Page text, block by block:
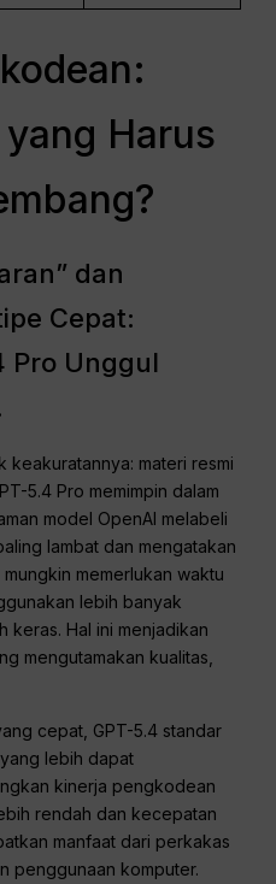
Harus
dan
Cepat:
Pro Unggul
keakuratannya: materi resmi
5.4 Pro memimpin dalam
model OpenAI melabeli
lambat dan mengatakan
memerlukan waktu
lebih banyak
keras. Hal ini menjadikan
mengutamakan kualitas,
cepat, GPT-5.4 standar
lebih dapat
kinerja pengkodean
rendah dan kecepatan
manfaat dari perkakas
penggunaan komputer.